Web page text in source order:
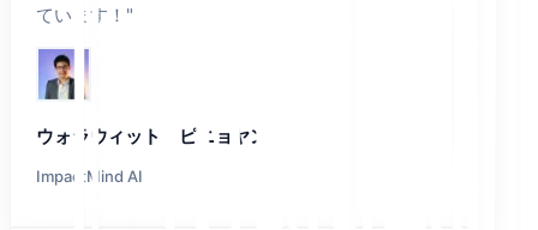
ています！ "
ウォラウィット・ピニョヤン
ImpactMind AI